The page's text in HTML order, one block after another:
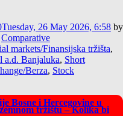
Tuesday, 26 May 2026, 6:58 by
Comparative
markets/Finansijska tržišta,
a.d. Banjaluka, Short
Berza, Stock
Bosne i Hercegovine u
tržištu – Kolika bi